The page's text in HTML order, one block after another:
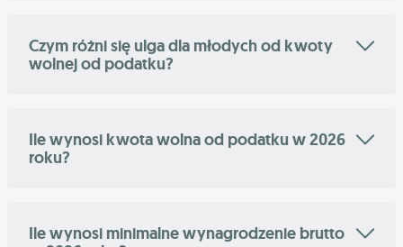
Czym różni się ulga dla młodych od kwoty
wolnej od podatku?
Ile wynosi kwota wolna od podatku w 2026
roku?
Ile wynosi minimalne wynagrodzenie brutto